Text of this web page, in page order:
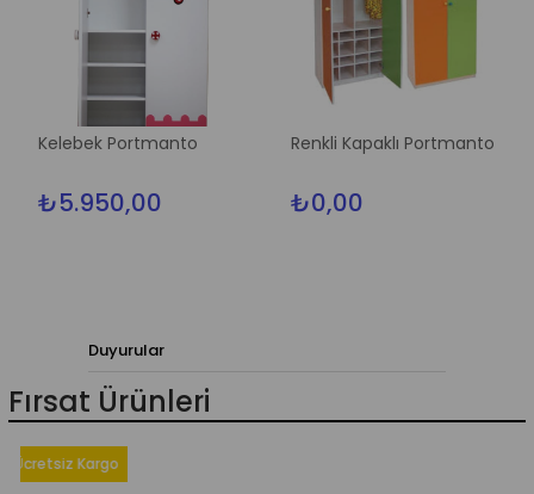
Kelebek Portmanto
₺5.950,00
Renkli Kapaklı Portmanto
₺0,00
Duyurular
Fırsat Ürünleri
Kargo